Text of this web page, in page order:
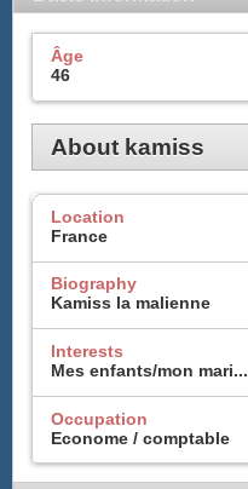
Âge
46
About kamiss
Location
France
Biography
Kamiss la malienne
Interests
Mes enfants/mon mari...
Occupation
Econome / comptable